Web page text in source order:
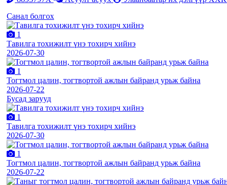
Санал болгох
1
Тавилга тохижилт үнэ тохирч хийнэ
2026-07-30
1
Тогтмол цалин, тогтвортой ажлын байранд урьж байна
2026-07-22
Бусад зарууд
1
Тавилга тохижилт үнэ тохирч хийнэ
2026-07-30
1
Тогтмол цалин, тогтвортой ажлын байранд урьж байна
2026-07-22